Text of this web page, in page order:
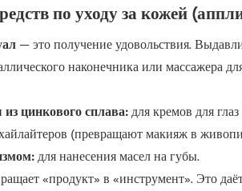
по уходу за кожей
— это получение удовольствия.
наконечника или массажера
цинкового сплава:для кремов для
(превращают макияж в
для нанесения масел на губы.
«продукт» в «инструмент». Это